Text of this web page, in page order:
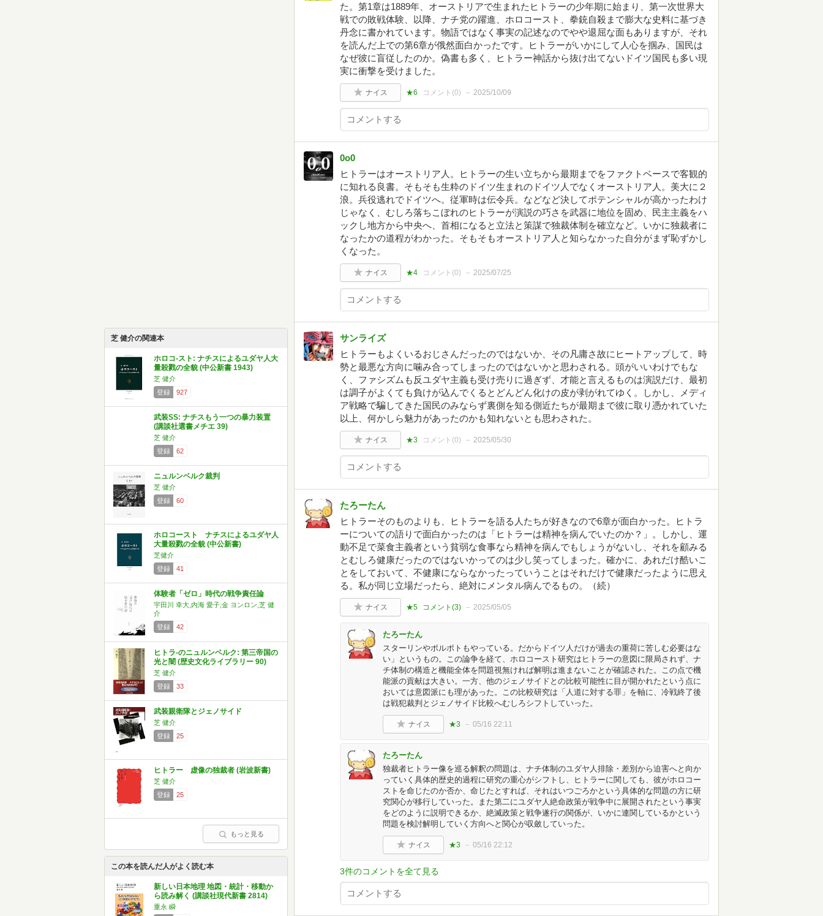
芝 健介の関連本
ホロコ-スト: ナチスによるユダヤ人大
量殺戮の全貌 (中公新書 1943)
芝 健介
登録
927
武装SS: ナチスもう一つの暴力装置
(講談社選書メチエ 39)
芝 健介
登録
62
ニュルンベルク裁判
芝 健介
登録
60
ホロコースト ナチスによるユダヤ人
大量殺戮の全貌 (中公新書)
芝健介
登録
41
体験者「ゼロ」時代の戦争責任論
宇田川 幸大,内海 愛子,金 ヨンロン,芝 健
介
登録
42
ヒトラ-のニュルンベルク: 第三帝国の
光と闇 (歴史文化ライブラリー 90)
芝 健介
登録
33
武装親衛隊とジェノサイド
芝 健介
登録
25
ヒトラー 虚像の独裁者 (岩波新書)
芝 健介
登録
25
もっと見る
この本を読んだ人がよく読む本
新しい日本地理 地図・統計・移動か
ら読み解く (講談社現代新書 2814)
重永 瞬
た。第1章は1889年、オーストリアで生まれたヒトラーの少年期に始まり、第一次世界大
戦での敗戦体験、以降、ナチ党の躍進、ホロコースト、拳銃自殺まで膨大な史料に基づき
丹念に書かれています。物語ではなく事実の記述なのでやや退屈な面もありますが、それ
を読んだ上での第6章が俄然面白かったです。ヒトラーがいかにして人心を掴み、国民は
なぜ彼に盲従したのか。偽書も多く、ヒトラー神話から抜け出てないドイツ国民も多い現
実に衝撃を受けました。
ナイス ★6 コメント(0) 2025/10/09
0o0
ヒトラーはオーストリア人。ヒトラーの生い立ちから最期までをファクトベースで客観的
に知れる良書。そもそも生粋のドイツ生まれのドイツ人でなくオーストリア人。美大に２
浪。兵役逃れでドイツへ。従軍時は伝令兵。などなど決してポテンシャルが高かったわけ
じゃなく、むしろ落ちこぼれのヒトラーが演説の巧さを武器に地位を固め、民主主義をハ
ックし地方から中央へ、首相になると立法と策謀で独裁体制を確立など。いかに独裁者に
なったかの道程がわかった。そもそもオーストリア人と知らなかった自分がまず恥ずかし
くなった。
ナイス ★4 コメント(0) 2025/07/25
サンライズ
ヒトラーもよくいるおじさんだったのではないか、その凡庸さ故にヒートアップして、時
勢と最悪な方向に噛み合ってしまったのではないかと思わされる。頭がいいわけでもな
く、ファシズムも反ユダヤ主義も受け売りに過ぎず、才能と言えるものは演説だけ、最初
は調子がよくても負けが込んでくるとどんどん化けの皮が剥がれてゆく。しかし、メディ
ア戦略で騙してきた国民のみならず裏側を知る側近たちが最期まで彼に取り憑かれていた
以上、何かしら魅力があったのかも知れないとも思わされた。
ナイス ★3 コメント(0) 2025/05/30
たろーたん
ヒトラーそのものよりも、ヒトラーを語る人たちが好きなので6章が面白かった。ヒトラ
ーについての語りで面白かったのは「ヒトラーは精神を病んでいたのか？」。しかし、運
動不足で菜食主義者という貧弱な食事なら精神を病んでもしょうがないし、それを顧みる
とむしろ健康だったのではないかってのは少し笑ってしまった。確かに、あれだけ酷いこ
とをしておいて、不健康にならなかったっていうことはそれだけで健康だったように思え
る。私が同じ立場だったら、絶対にメンタル病んでるもの。（続）
ナイス ★5 コメント(3) 2025/05/05
たろーたん
スターリンやポルポトもやっている。だからドイツ人だけが過去の重荷に苦しむ必要はな
い」というもの。この論争を経て、ホロコースト研究はヒトラーの意図に限局されず、ナ
チ体制の構造と機能全体を問題視無ければ解明は進まないことが確認された。この点で機
能派の貢献は大きい。一方、他のジェノサイドとの比較可能性に目が開かれたという点に
おいては意図派にも理があった。この比較研究は「人道に対する罪」を軸に、冷戦終了後
は戦犯裁判とジェノサイド比較へむしろシフトしていった。
ナイス ★3 05/16 22:11
たろーたん
独裁者ヒトラー像を巡る解釈の問題は、ナチ体制のユダヤ人排除・差別から迫害へと向か
っていく具体的歴史的過程に研究の重心がシフトし、ヒトラーに関しても、彼がホロコー
ストを命じたのか否か、命じたとすれば、それはいつごろかという具体的な問題の方に研
究関心が移行していった。また第二にユダヤ人絶命政策が戦争中に展開されたという事実
をどのように説明できるか、絶滅政策と戦争遂行の関係が、いかに連関しているかという
問題を検討解明していく方向へと関心が収斂していった。
ナイス ★3 05/16 22:12
3件のコメントを全て見る